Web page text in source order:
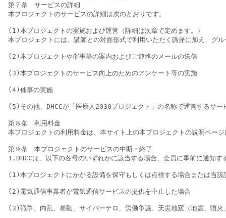
第７条　サービスの詳細
本プロジェクトのサービスの詳細は次のとおりです。
(1)本プロジェクトの実施および運営（詳細は次章で定めます。）
本プロジェクトには、講師との対面形式で利用いただく講座に加え、グ
(2)本プロジェクトや催事等の案内およびご連絡のメールの送信
(3)本プロジェクトのサービス向上のためのアンケート等の実施
(4)催事の実施
(5)その他、DHCCが「医療人2030プロジェクト」の名称で運営するサー
第８条　利用料金
本プロジェクトの利用料金は、本サイト上の本プロジェクトの説明ペー
第９条　本プロジェクトのサービスの中断・終了
1.DHCCは、以下の各号のいずれかに該当する場合、会員に事前に通知
(1)本プロジェクトにかかる設備を保守もしくは点検する場合または当
(2)電気通信事業者が電気通信サービスの提供を中止した場合
(3)戦争、内乱、暴動、サイバーテロ、労働争議、天災地変（地震、噴